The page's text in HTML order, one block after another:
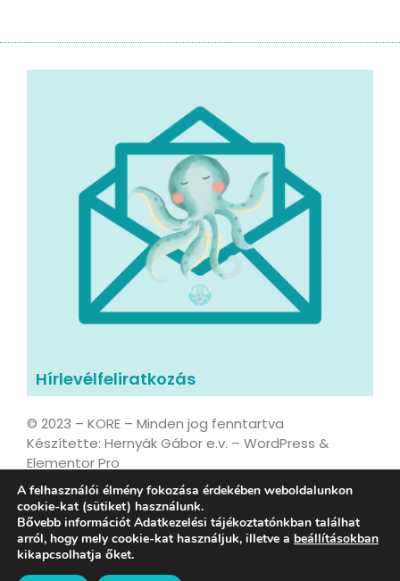
Hírlevélfeliratkozás
© 2023 – KORE – Minden jog fenntartva
Készítette: Hernyák Gábor e.v. – WordPress &
Elementor Pro
Adatvédelmi tájékoztató
A felhasználói élmény fokozása érdekében weboldalunkon
cookie-kat (sütiket) használunk.
Bővebb információt Adatkezelési tájékoztatónkban találhat
arról, hogy mely cookie-kat használjuk, illetve a beállításokban
kikapcsolhatja őket.